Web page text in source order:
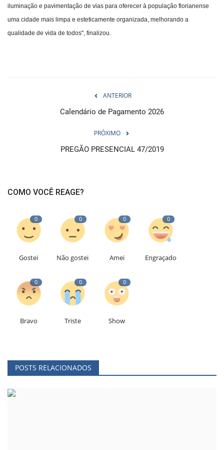
iluminação e pavimentação de vias para oferecer à população florianense
uma cidade mais limpa e esteticamente organizada, melhorando a
qualidade de vida de todos", finalizou.
ANTERIOR
Calendário de Pagamento 2026
PRÓXIMO
PREGÃO PRESENCIAL 47/2019
COMO VOCÊ REAGE?
0
Gostei
0
Não gostei
0
Amei
0
Engraçado
0
Bravo
0
Triste
0
Show
POSTS RELACIONADOS